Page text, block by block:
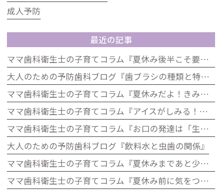
成人予防
最近の記事
ママ歯科衛生士の子育てコラム『夏休み後半こそ要注意！生活リズムとお口の健康の関係』
大人のための予防歯科ブログ『歯ブラシの種類と特徴』
ママ歯科衛生士の子育てコラム『夏休みだよ！きみの歯は大丈夫？「むし歯ゼロ」大作戦』
ママ歯科衛生士の子育てコラム『アイスがしみる！それ、虫歯じゃないかも？子どもの知覚過敏について』
ママ歯科衛生士の子育てコラム『お口の発達は「生きる力」歯科から考える子どもの発達』
大人のための予防歯科ブログ『飲料水と虫歯の関係』
ママ歯科衛生士の子育てコラム『夏休みまであと少し！歯をピカピカにして楽しい夏を迎えよう』
ママ歯科衛生士の子育てコラム『夏休み前に気をつけたい！お子さんのお口の健康チェック』